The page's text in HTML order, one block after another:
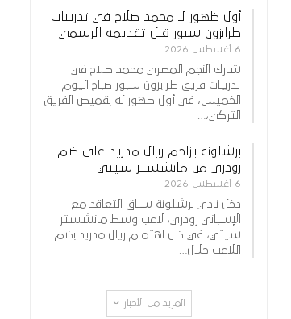
أول ظهور لـ محمد صلاح في تدريبات
طرابزون سبور قبل تقديمه الرسمي
6 أغسطس 2026
شارك النجم المصري محمد صلاح في
تدريبات فريق طرابزون سبور صباح اليوم
الخميس، في أول ظهور له بقميص الفريق
التركي،…
برشلونة يزاحم ريال مدريد على ضم
رودري من مانشستر سيتي
6 أغسطس 2026
دخل نادي برشلونة سباق التعاقد مع
الإسباني رودري، لاعب وسط مانشستر
سيتي، في ظل اهتمام ريال مدريد بضم
اللاعب خلال…
المزيد من الأخبار